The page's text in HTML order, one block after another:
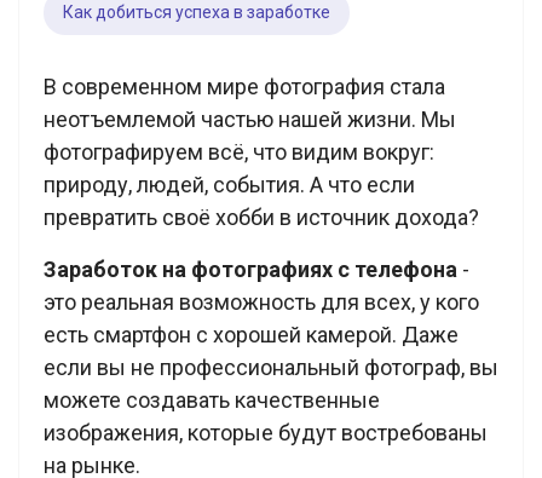
Как добиться успеха в заработке
В современном мире фотография стала
неотъемлемой частью нашей жизни. Мы
фотографируем всё, что видим вокруг:
природу, людей, события. А что если
превратить своё хобби в источник дохода?
Заработок на фотографиях с телефона -
это реальная возможность для всех, у кого
есть смартфон с хорошей камерой. Даже
если вы не профессиональный фотограф, вы
можете создавать качественные
изображения, которые будут востребованы
на рынке.